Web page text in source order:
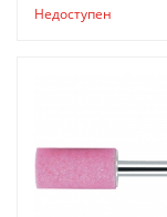
Недоступен